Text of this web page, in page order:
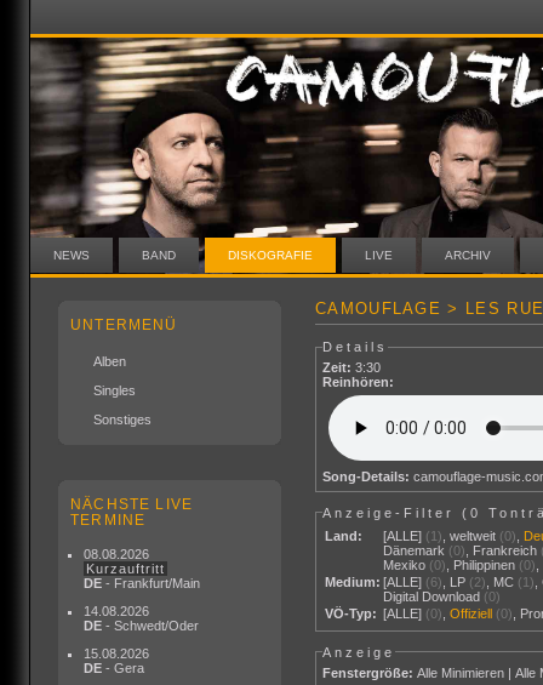
NEWS BAND DISKOGRAFIE LIVE ARCHIV
UNTERMENÜ
Alben
Singles
Sonstiges
NÄCHSTE LIVE
TERMINE
08.08.2026
Kurzauftritt
DE - Frankfurt/Main
14.08.2026
DE - Schwedt/Oder
15.08.2026
DE - Gera
CAMOUFLAGE > LES
Details
Zeit: 3:30
Reinhören:
Song-Details: camouflage-
Anzeige-Filter (0
Land:
[ALLE] (1) ,weltweit (0)
Dänemark (0) Frankreich
Mexiko (0) Philippinen (0)
Medium: [ALLE] (6) LP (2) MC (1) ,
Digital Download (0)
VÖ-Typ: [ALLE] (0) ,Offiziell (0)
Anzeige
Fenstergröße: Alle Minimieren |Alle